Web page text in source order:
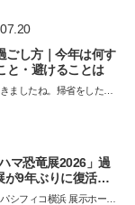
ごし方｜今年は何す
と・避けることは
ましたね。帰省をした
マ恐竜展2026」過
が9年ぶりに復活！
イントを完全ガイ
シフィコ横浜 展示ホール